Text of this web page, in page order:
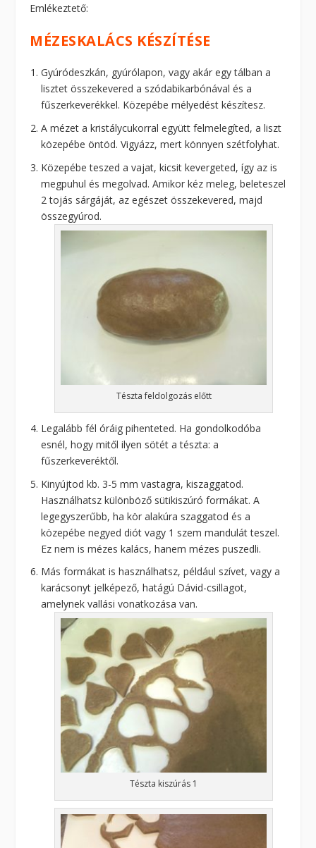
Emlékeztető:
MÉZESKALÁCS KÉSZÍTÉSE
Gyúródeszkán, gyúrólapon, vagy akár egy tálban a
lisztet összekevered a szódabikarbónával és a
fűszerkeverékkel. Közepébe mélyedést készítesz.
A mézet a kristálycukorral együtt felmelegíted, a liszt
közepébe öntöd. Vigyázz, mert könnyen szétfolyhat.
Közepébe teszed a vajat, kicsit kevergeted, így az is
megpuhul és megolvad. Amikor kéz meleg, beleteszel
2 tojás sárgáját, az egészet összekevered, majd
összegyúrod.
Tészta feldolgozás előtt
Legalább fél óráig pihenteted. Ha gondolkodóba
esnél, hogy mitől ilyen sötét a tészta: a
fűszerkeveréktől.
Kinyújtod kb. 3-5 mm vastagra, kiszaggatod.
Használhatsz különböző sütikiszúró formákat. A
legegyszerűbb, ha kör alakúra szaggatod és a
közepébe negyed diót vagy 1 szem mandulát teszel.
Ez nem is mézes kalács, hanem mézes puszedli.
Más formákat is használhatsz, például szívet, vagy a
karácsonyt jelképező, hatágú Dávid-csillagot,
amelynek vallási vonatkozása van.
Tészta kiszúrás 1